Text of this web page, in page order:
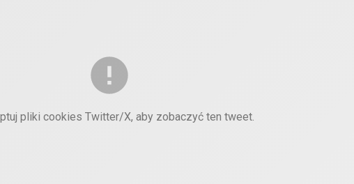
pliki cookies Twitter/X, aby zobaczyć ten tweet.